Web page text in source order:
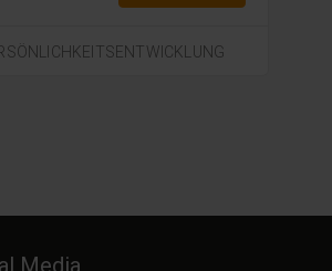
Media